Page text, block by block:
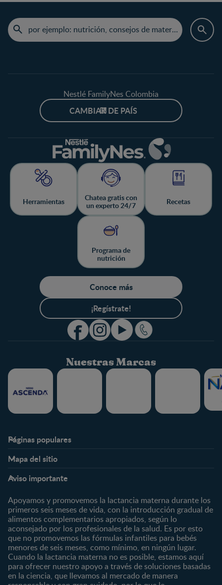
Nestlé FamilyNes Colombia
CAMBIAR DE PAÍS
Herramientas
Chatea gratis con
un experto 24/7
Recetas
Programa de
nutrición
Conoce más
¡Regístrate!
Nuestras Marcas
Páginas populares
Expertos en Nutrición
Preguntas Frecuentes
¿Quiénes somos?
Marcas y productos
Nuestros Productos
Nuestras Marcas
Mapa del sitio
Preconcepción
Embarazo
Posparto
0 a 4 meses
4 a 6 meses
6 a 8 meses
8 a 12 meses
12 a 24 meses
Nutrición
Salud
Maternidad
Paternidad
Vida en familia
Aviso importante
Apoyamos y promovemos la lactancia materna durante los
primeros seis meses de vida, con la introducción gradual de
alimentos complementarios apropiados, según lo
aconsejado por los profesionales de la salud. Es por esto
que no promovemos las fórmulas infantiles para bebés
menores de seis meses, como mínimo, en ningún lugar.
Cuando la lactancia materna no es posible, estamos aquí
para ofrecer nuestro apoyo a través de soluciones basadas
en la ciencia, que llevamos al mercado de manera